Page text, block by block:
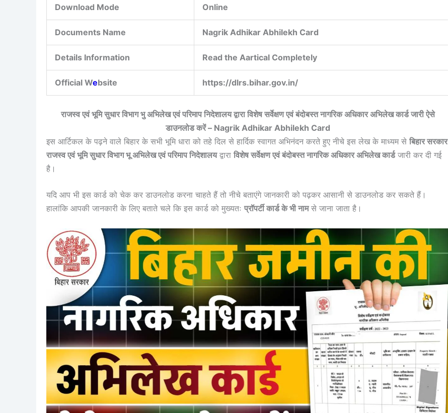
Download Mode Online
Documents Name Nagrik Adhikar Abhilekh Card
Details Information Read the Aartical Completely
Official Website https://dlrs.bihar.gov.in/
राजस्व एवं भूमि सुधार विभाग भु अभिलेख एवं परिमाप निदेशालय द्वारा विशेष सर्वेक्षण एवं बंदोबस्त नागरिक अधिकार अभिलेख कार्ड जारी ऐसे
डाउनलोड करें – Nagrik Adhikar Abhilekh Card
इस आर्टिकल के पढ़ने वाले बिहार के सभी भूमि धारा को तहे दिल से हार्दिक स्वागत अभिनंदन करते हुए नीचे इस लेख के माध्यम से बिहार सरकार
राजस्व एवं भूमि सुधार विभाग भू अभिलेख एवं परिमाप निदेशालयद्वारा विशेष सर्वेक्षण एवं बंदोबस्त नागरिक अधिकार अभिलेख कार्डजारी कर दी गई
है।
यदि आप भी इस कार्ड को चेक कर डाउनलोड करना चाहते हैं तो नीचे बताएंगे जानकारी को पढ़कर आसानी से डाउनलोड कर सकते हैं।
हालांकि आपकी जानकारी के लिए बताते चले कि इस कार्ड को मुख्यतः प्रॉपर्टी कार्ड के भी नामसे जाना जाता है।